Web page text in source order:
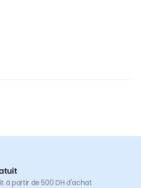
à partir de 500 DH d'achat